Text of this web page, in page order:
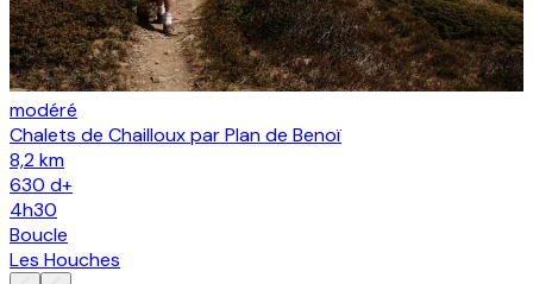
modéré
Chalets de Chailloux par Plan de Benoï
8,2 km
630 d+
4h30
Boucle
Les Houches